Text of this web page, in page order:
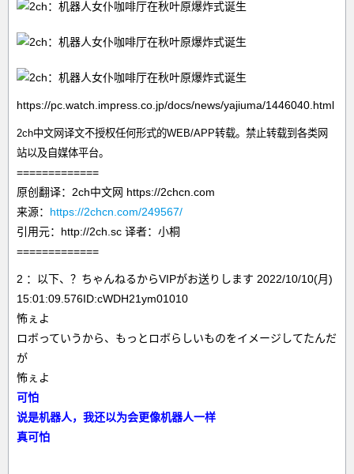
https://pc.watch.impress.co.jp/docs/news/yajiuma/1446040.html
2ch中文网译文不授权任何形式的WEB/APP转载。禁止转载到各类网
站以及自媒体平台。
=============
原创翻译：2ch中文网 https://2chcn.com
来源： https://2chcn.com/249567/
引用元：http://2ch.sc 译者：小桐
=============
2 ：以下、？ちゃんねるからVIPがお送りします 2022/10/10(月)
15:01:09.576ID:cWDH21ym01010
怖ぇよ
ロボっていうから、もっとロボらしいものをイメージしてたんだ
が
怖ぇよ
可怕
说是机器人，我还以为会更像机器人一样
真可怕